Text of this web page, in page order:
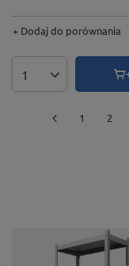
+ Dodaj do porównania
Ilość produktów
1 2